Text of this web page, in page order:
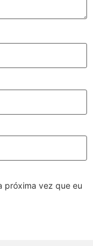
próxima vez que eu